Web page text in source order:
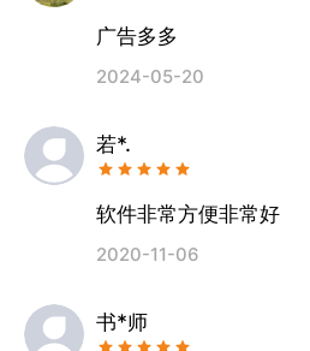
广告多多
2024-05-20
若*.
软件非常方便非常好
2020-11-06
书*师